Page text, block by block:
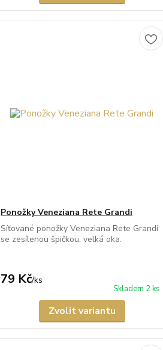
Ponožky Veneziana Rete Grandi
Síťované ponožky Veneziana Rete Grandi
se zesílenou špičkou, velká oka.
79 Kč/ks
Skladem 2 ks
Zvolit variantu